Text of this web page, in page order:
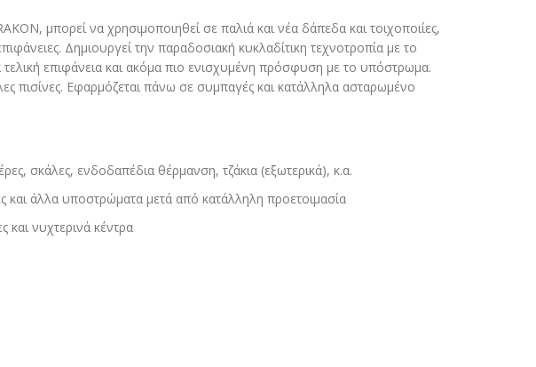
μπορεί να χρησιμοποιηθεί σε παλιά και νέα δάπεδα και τοιχοποιίες,
Δημιουργεί την παραδοσιακή κυκλαδίτικη τεχνοτροπία με το
επιφάνεια και ακόμα πιο ενισχυμένη πρόσφυση με το υπόστρωμα.
πισίνες. Εφαρμόζεται πάνω σε συμπαγές και κατάλληλα ασταρωμένο
σκάλες, ενδοδαπέδια θέρμανση, τζάκια (εξωτερικά), κ.α.
και άλλα υποστρώματα μετά από κατάλληλη προετοιμασία
και νυχτερινά κέντρα